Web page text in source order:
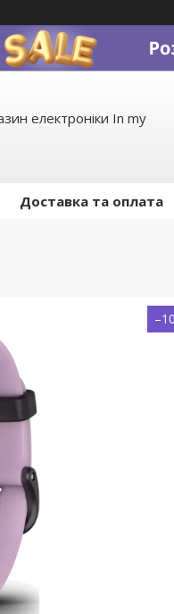
електроніки In my
Доставка та оплата